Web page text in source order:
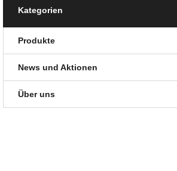
Kategorien
Produkte
News und Aktionen
Über uns